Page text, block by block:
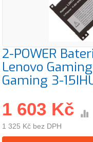
2-POWER
Lenovo
Gaming 3-
1 603 Kč
1 325 Kč bez DPH